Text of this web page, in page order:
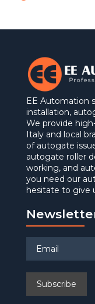
EE Automation
installation,
We provide
Italy and local
of autogate
autogate roller
working, and
you need our
hesitate to give